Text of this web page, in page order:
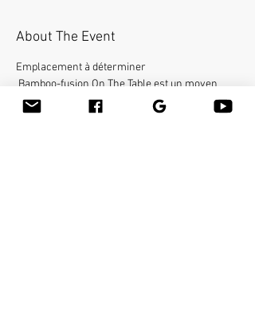
About The Event
Emplacement à déterminer
innovant de fournir un massage suédois ou des
tissus profonds du corps entier sur la table tout